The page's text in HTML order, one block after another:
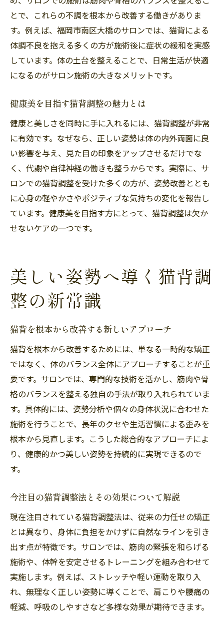
猫背対策におすすめのストレッチと習慣
猫背調整後の生活で意識したいポイント
猫背を防ぐセルフケアの実践方法を紹介
猫背調整による日常の変化と健康メリット
猫背調整で感じる体の軽さと生活の変化
猫背改善が健康に与えるメリットを解説
猫背調整で日常生活が快適になる理由
猫背が改善されると期待できる効果とは
猫背対策で得られる身体と心の変化
猫背調整による健康維持のポイント
猫背に悩むあなたへサロン活用のポイント
猫背に悩む方がサロンを選ぶ際の注意点
猫背調整サロン活用で知るべきポイント集
猫背対策サロン選びのチェックポイント
猫背と向き合うためのサロン活用術を伝授
とで、これらの不調を根本から改善する働きがありま
す。例えば、福岡市南区大橋のサロンでは、猫背による
体調不良を抱える多くの方が施術後に症状の緩和を実感
しています。体の土台を整えることで、日常生活が快適
になるのがサロン施術の大きなメリットです。
健康美を目指す猫背調整の魅力とは
健康と美しさを同時に手に入れるには、猫背調整が非常
に有効です。なぜなら、正しい姿勢は体の内外両面に良
い影響を与え、見た目の印象をアップさせるだけでな
く、代謝や自律神経の働きも整うからです。実際に、サ
ロンでの猫背調整を受けた多くの方が、姿勢改善ととも
に心身の軽やかさやポジティブな気持ちの変化を報告し
ています。健康美を目指す方にとって、猫背調整は欠か
せないケアの一つです。
美しい姿勢へ導く猫背調
整の新常識
猫背を根本から改善する新しいアプローチ
猫背を根本から改善するためには、単なる一時的な矯正
ではなく、体のバランス全体にアプローチすることが重
要です。サロンでは、専門的な技術を活かし、筋肉や骨
格のバランスを整える独自の手法が取り入れられていま
す。具体的には、姿勢分析や個々の身体状況に合わせた
施術を行うことで、長年のクセや生活習慣による歪みを
根本から見直します。こうした総合的なアプローチによ
り、健康的かつ美しい姿勢を持続的に実現できるので
す。
今注目の猫背調整法とその効果について解説
現在注目されている猫背調整法は、従来の力任せの矯正
とは異なり、身体に負担をかけずに自然なラインを引き
出す点が特徴です。サロンでは、筋肉の緊張を和らげる
施術や、体幹を安定させるトレーニングを組み合わせて
実施します。例えば、ストレッチや軽い運動を取り入
れ、無理なく正しい姿勢に導くことで、肩こりや腰痛の
軽減、呼吸のしやすさなど多様な効果が期待できます。